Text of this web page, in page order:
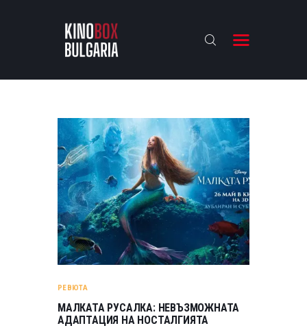
KINOBOX BULGARIA
АНАЛИЗИ
БАХТИ НАГРАДИТЕ
ИНТЕРВЮТА
ЗА НАС
РЕВЮТА
МАЛКАТА РУСАЛКА: НЕВЪЗМОЖНАТА
АДАПТАЦИЯ НА НОСТАЛГИЯТА